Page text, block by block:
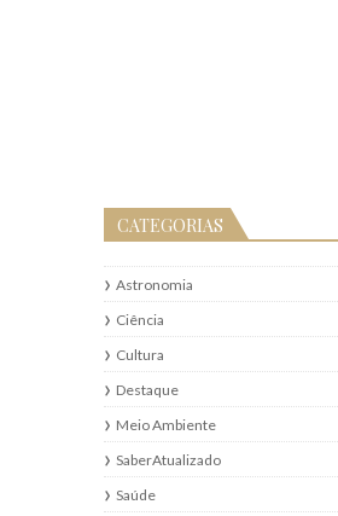
CATEGORIAS
Astronomia
Ciência
Cultura
Destaque
Meio Ambiente
SaberAtualizado
Saúde